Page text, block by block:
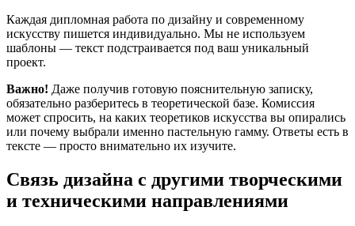
Каждая дипломная работа по дизайну и современному
искусству пишется индивидуально. Мы не используем
шаблоны — текст подстраивается под ваш уникальный
проект.
Важно! Даже получив готовую пояснительную записку,
обязательно разберитесь в теоретической базе. Комиссия
может спросить, на каких теоретиков искусства вы опирались
или почему выбрали именно пастельную гамму. Ответы есть в
тексте — просто внимательно их изучите.
Связь дизайна с другими творческими
и техническими направлениями